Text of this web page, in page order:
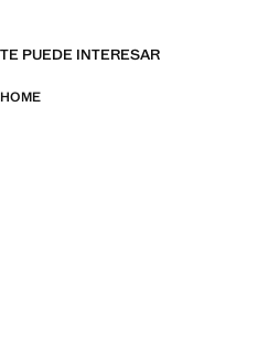
TE PUEDE INTERESAR
HOME